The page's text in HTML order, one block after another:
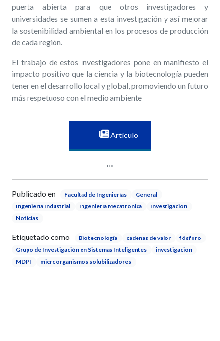
puerta abierta para que otros investigadores y
universidades se sumen a esta investigación y así mejorar
la sostenibilidad ambiental en los procesos de producción
de cada región.
El trabajo de estos investigadores pone en manifiesto el
impacto positivo que la ciencia y la biotecnología pueden
tener en el desarrollo local y global, promoviendo un futuro
más respetuoso con el medio ambiente
Artículo
Publicado en Facultad de Ingenierías
General
Ingeniería Industrial
Ingeniería Mecatrónica
Investigación
Noticias
Etiquetado como Biotecnología cadenas de valor
fósforo
Grupo de Investigación en Sistemas Inteligentes
investigacion
MDPI
microorganismos solubilizadores